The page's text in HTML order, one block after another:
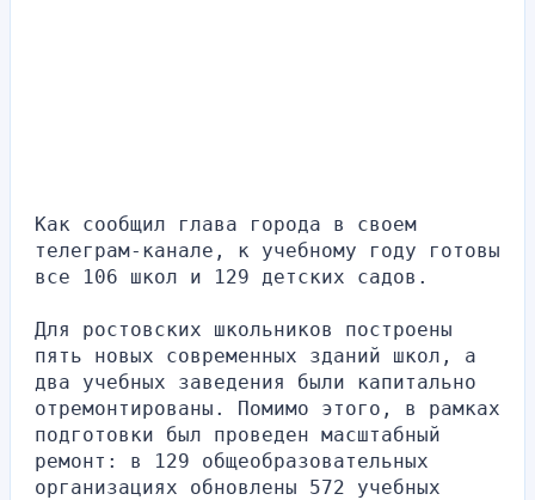
Как сообщил глава города в своем
телеграм-канале, к учебному году готовы
все 106 школ и 129 детских садов.
Для ростовских школьников построены
пять новых современных зданий школ, а
два учебных заведения были капитально
отремонтированы. Помимо этого, в рамках
подготовки был проведен масштабный
ремонт: в 129 общеобразовательных
организациях обновлены 572 учебных